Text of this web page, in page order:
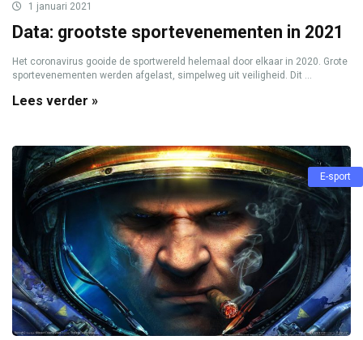
1 januari 2021
Data: grootste sportevenementen in 2021
Het coronavirus gooide de sportwereld helemaal door elkaar in 2020. Grote
sportevenementen werden afgelast, simpelweg uit veiligheid. Dit ...
Lees verder »
E-sport